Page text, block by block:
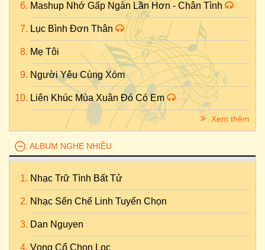
Mashup Nhớ Gấp Ngàn Lần Hơn - Chân Tình
Lục Bình Đơn Thân
Mẹ Tôi
Người Yêu Cùng Xóm
Liên Khúc Mùa Xuân Đó Có Em
Xem thêm
ALBUM NGHE NHIỀU
Nhạc Trữ Tình Bất Tử
Nhạc Sến Chế Linh Tuyển Chọn
Dan Nguyen
Vọng Cổ Chọn Lọc